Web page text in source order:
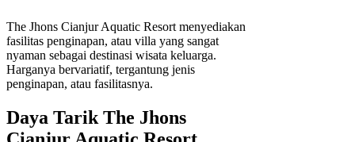
The Jhons Cianjur Aquatic Resort menyediakan
fasilitas penginapan, atau villa yang sangat
nyaman sebagai destinasi wisata keluarga.
Harganya bervariatif, tergantung jenis
penginapan, atau fasilitasnya.
Daya Tarik The Jhons